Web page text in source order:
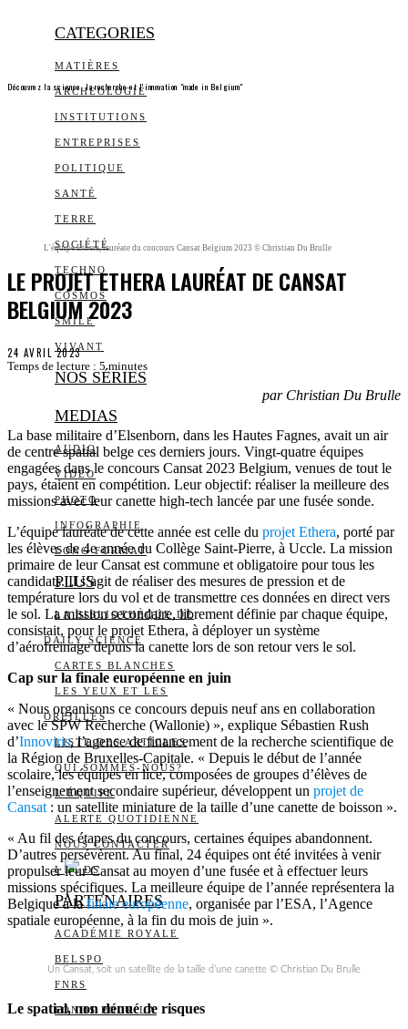
CATEGORIES
MATIÈRES
ARCHEOLOGIE
INSTITUTIONS
ENTREPRISES
POLITIQUE
SANTÉ
TERRE
SOCIÉTÉ
TECHNO
COSMOS
SMILE
VIVANT
NOS SÉRIES
MEDIAS
AUDIO
VIDÉO
PHOTO
INFOGRAPHIE
LONG FORMAT
PLUS
LA BIBLIOTHÈQUE DE
DAILY SCIENCE
CARTES BLANCHES
LES YEUX ET LES
OREILLES
LISTE DES ARTICLES
QUI SOMMES-NOUS?
L’ÉQUIPE
ALERTE QUOTIDIENNE
NOUS CONTACTER
I DS
PARTENAIRES
ACADÉMIE ROYALE
BELSPO
FNRS
FONDS POUR LA
Découvrez la science, la recherche et l’innovation "made in Belgium"
L'équipe Ethera, lauréate du concours Cansat Belgium 2023 © Christian Du Brulle
LE PROJET ETHERA LAURÉAT DE CANSAT
BELGIUM 2023
24 AVRIL 2023
Temps de lecture : 5 minutes
par Christian Du Brulle
La base militaire d’Elsenborn, dans les Hautes Fagnes, avait un air
de centre spatial belge ces derniers jours. Vingt-quatre équipes
engagées dans le concours Cansat 2023 Belgium, venues de tout le
pays, étaient en compétition. Leur objectif: réaliser la meilleure des
missions avec leur canette high-tech lancée par une fusée sonde.
L’équipe lauréate de cette année est celle du projet Ethera, porté par
les élèves de 4e année du Collège Saint-Pierre, à Uccle. La mission
primaire de leur Cansat est commune et obligatoire pour tous les
candidats. Il s’agit de réaliser des mesures de pression et de
température lors du vol et de transmettre ces données en direct vers
le sol. La mission secondaire, librement définie par chaque équipe,
consistait, pour le projet Ethera, à déployer un système
d’aérofreinage depuis la canette lors de son retour vers le sol.
Cap sur la finale européenne en juin
« Nous organisons ce concours depuis neuf ans en collaboration
avec le SPW Recherche (Wallonie) », explique Sébastien Rush
d’Innoviris, l’agence de financement de la recherche scientifique de
la Région de Bruxelles-Capitale. « Depuis le début de l’année
scolaire, les équipes en lice, composées de groupes d’élèves de
l’enseignement secondaire supérieur, développent un projet de
Cansat : un satellite miniature de la taille d’une canette de boisson ».
« Au fil des étapes du concours, certaines équipes abandonnent.
D’autres persévèrent. Au final, 24 équipes ont été invitées à venir
propulser leur Cansat au moyen d’une fusée et à effectuer leurs
missions spécifiques. La meilleure équipe de l’année représentera la
Belgique à lafinale européenne, organisée par l’ESA, l’Agence
spatiale européenne, à la fin du mois de juin ».
Un Cansat, soit un satellite de la taille d’une canette © Christian Du Brulle
Le spatial, non dénué de risques